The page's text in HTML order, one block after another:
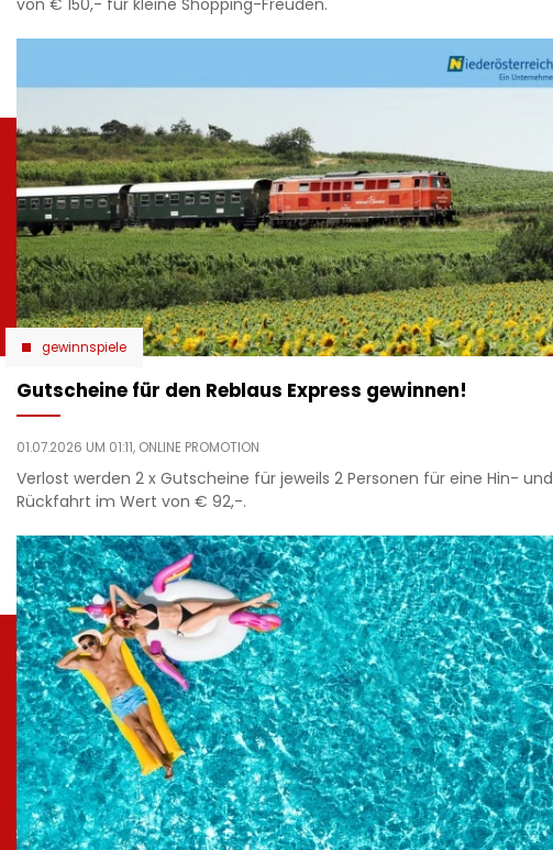
gewinnspiele
Gutscheine für den Reblaus Express gewinnen!
01.07.2026 UM 01:11, ONLINE PROMOTION
Verlost werden 2 x Gutscheine für jeweils 2 Personen für eine Hin- und
Rückfahrt im Wert von € 92,-.